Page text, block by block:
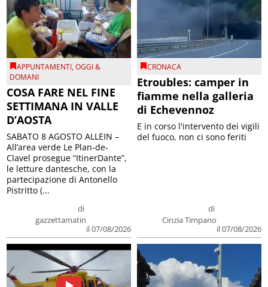
APPUNTAMENTI,OGGI &
DOMANI
COSA FARE NEL FINE
SETTIMANA IN VALLE
D’AOSTA
di
gazzettamatin
il 07/08/2026
SABATO 8 AGOSTO ALLEIN –
All’area verde Le Plan-de-
Clavel prosegue “ItinerDante”,
le letture dantesche, con la
partecipazione di Antonello
Pistritto (...
CRONACA
Etroubles: camper in
fiamme nella galleria
di Echevennoz
di
Cinzia Timpano
il 07/08/2026
E in corso l'intervento dei vigili
del fuoco, non ci sono feriti